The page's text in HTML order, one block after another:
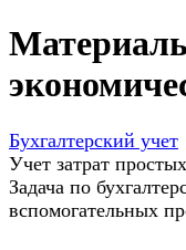
Бухгалтерский учет
Учет затрат
Задача по
вспомогательных